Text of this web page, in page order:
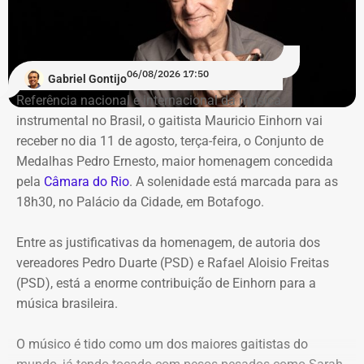
59,6 milhões alocados no Banco Master entre junho e
julho de 2024 representavam mais de 20% de toda a
carteira de investimentos do Itaprevi. A equipe técnica do
Tribunal classificou o processo decisório como
“negligente e temerário”.
Entre os principais pontos apontados pela auditoria
estão:
Mudança brusca na estratégia de investimento: a
20% logo na primeira reunião da nova gestão,
desrespeitando os estudos técnicos e pareceres da
consultoria financeira contratada, que desaconselhavam
o investimento de longo prazo.
previdenciários por 10 anos em uma instituição que
Gabriel Gontijo06/08/2026 17:50
Referência nacional e internacional da música
instrumental no Brasil, o gaitista Mauricio Einhorn vai
receber no dia 11 de agosto, terça-feira, o Conjunto de
Medalhas Pedro Ernesto, maior homenagem concedida
pela Câmara do Rio. A solenidade está marcada para as
18h30, no Palácio da Cidade, em Botafogo.
Entre as justificativas da homenagem, de autoria dos
vereadores Pedro Duarte (PSD) e Rafael Aloisio Freitas
(PSD), está a enorme contribuição de Einhorn para a
música brasileira.
O músico é tido como um dos maiores gaitistas do